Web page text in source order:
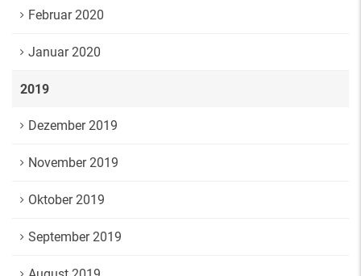
Februar 2020
Januar 2020
2019
Dezember 2019
November 2019
Oktober 2019
September 2019